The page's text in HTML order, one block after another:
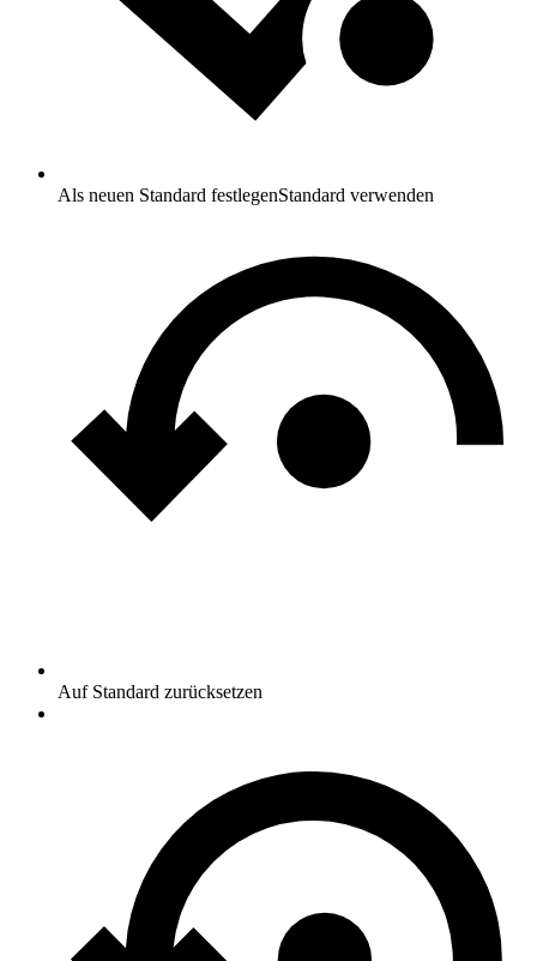
Als neuen Standard festlegenStandard verwenden
Auf Standard zurücksetzen